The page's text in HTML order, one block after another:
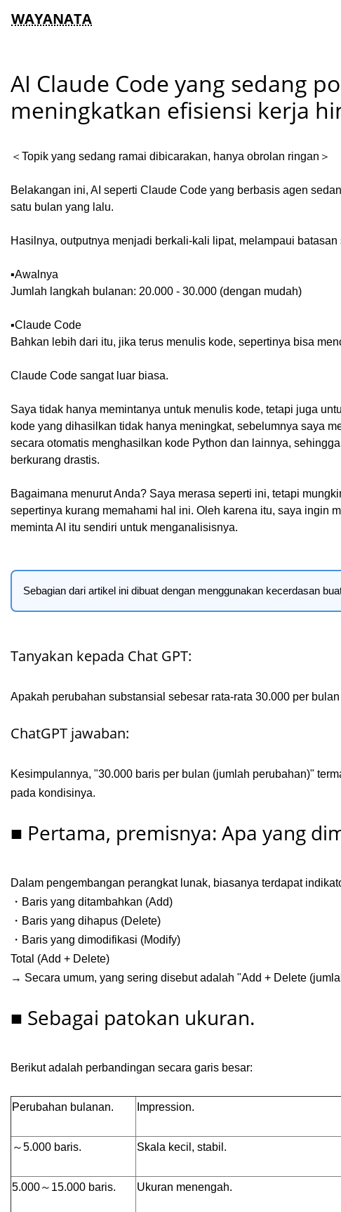
WAYANATA
AI Claude Code yang sedang
meningkatkan efisiensi kerja
＜Topik yang sedang ramai dibicarakan, hanya obrolan ringan＞
Belakangan ini, AI seperti Claude Code yang berbasis agen
satu bulan yang lalu.
Hasilnya, outputnya menjadi berkali-kali lipat, melampaui
▪️Awalnya
Jumlah langkah bulanan: 20.000 - 30.000 (dengan mudah)
▪️Claude Code
Bahkan lebih dari itu, jika terus menulis kode, sepertinya bisa
Claude Code sangat luar biasa.
Saya tidak hanya memintanya untuk menulis kode, tetapi juga
kode yang dihasilkan tidak hanya meningkat, sebelumnya saya
secara otomatis menghasilkan kode Python dan lainnya,
berkurang drastis.
Bagaimana menurut Anda? Saya merasa seperti ini, tetapi
sepertinya kurang memahami hal ini. Oleh karena itu, saya ingin
meminta AI itu sendiri untuk menganalisisnya.
Sebagian dari artikel ini dibuat dengan menggunakan kecerdasan
Tanyakan kepada Chat GPT:
Apakah perubahan substansial sebesar rata-rata 30.000 per
ChatGPT jawaban:
Kesimpulannya, "30.000 baris per bulan (jumlah perubahan)"
pada kondisinya.
■ Pertama, premisnya: Apa yang
Dalam pengembangan perangkat lunak, biasanya terdapat
・Baris yang ditambahkan (Add)
・Baris yang dihapus (Delete)
・Baris yang dimodifikasi (Modify)
Total (Add + Delete)
→ Secara umum, yang sering disebut adalah "Add + Delete
■ Sebagai patokan ukuran.
Berikut adalah perbandingan secara garis besar:
Perubahan bulanan. Impression.
～5.000 baris. Skala kecil, stabil.
5.000～15.000 baris. Ukuran menengah.